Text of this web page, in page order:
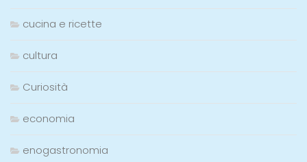
cucina e ricette
cultura
Curiosità
economia
enogastronomia